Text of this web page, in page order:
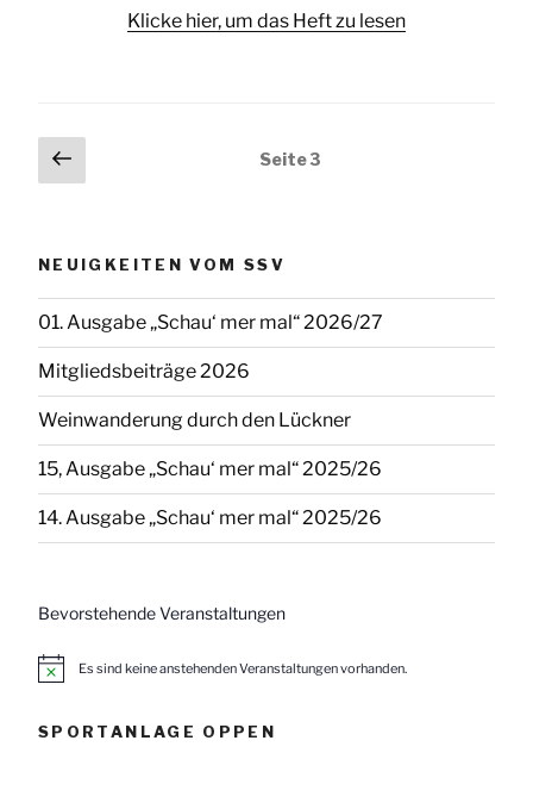
Klicke hier, um das Heft zu lesen
Seitennummerierung
der
Vorherige
Seite
Seite3
NEUIGKEITEN VOM SSV
01. Ausgabe „Schau‘ mer mal“ 2026/27
Mitgliedsbeiträge 2026
Weinwanderung durch den Lückner
15, Ausgabe „Schau‘ mer mal“ 2025/26
14. Ausgabe „Schau‘ mer mal“ 2025/26
Bevorstehende Veranstaltungen
w
Es sind keine anstehenden Veranstaltungen vorhanden.
SPORTANLAGE OPPEN